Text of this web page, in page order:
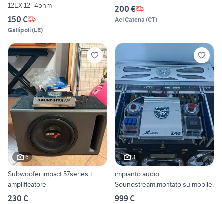
12EX 12" 4ohm
150 €
Gallipoli(LE)
200 €
Aci Catena (CT)
6
Subwoofer impact 57series +
amplificatore
230 €
3
impianto audio
Soundstream,montato su mobile.
999 €